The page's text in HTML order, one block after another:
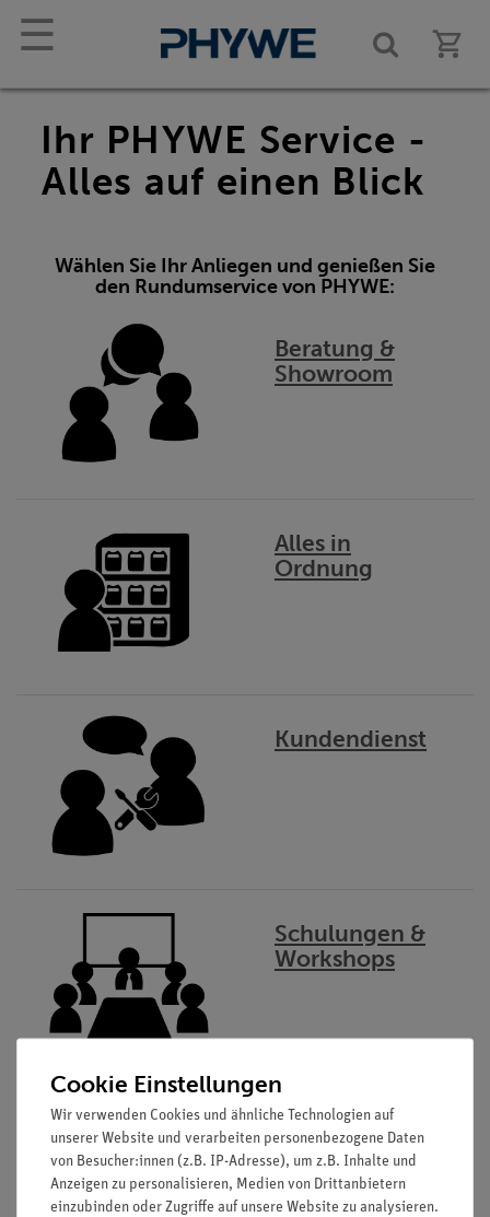
☰
Ihr PHYWE Service -
Alles auf einen Blick
Wählen Sie Ihr Anliegen und genießen Sie
den Rundumservice von PHYWE:
Beratung &
Showroom
Alles in
Ordnung
Kundendienst
Schulungen &
Workshops
Downloads &
Webshop-
Support
Cookie Einstellungen
Wir verwenden Cookies und ähnliche Technologien auf
unserer Website und verarbeiten personenbezogene Daten
von Besucher:innen (z.B. IP-Adresse), um z.B. Inhalte und
Anzeigen zu personalisieren, Medien von Drittanbietern
einzubinden oder Zugriffe auf unsere Website zu analysieren.